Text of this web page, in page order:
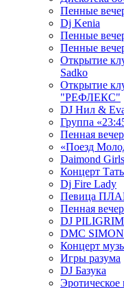
Пенные
Dj Kenia
Пенные
Пенные
Открытие
Sadko
Открытие
"РЕФЛЕКС"
DJ Нил &
Группа
Пенная
«Поезд
Daimond Girls
Концерт
Dj Fire Lady
Певица
Пенная
DJ PILIGRIM
DMC SIMON
Концерт
Игры разума
DJ Базука